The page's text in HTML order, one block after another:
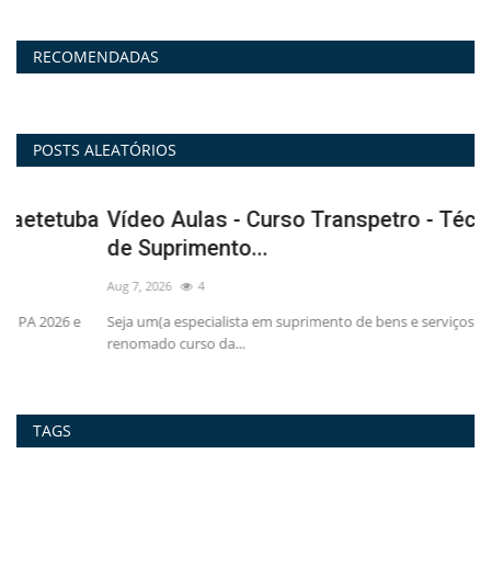
RECOMENDADAS
POSTS ALEATÓRIOS
Vídeo Aulas - Curso Transpetro - Técnico(a)
de Suprimento...
4
Seja um(a especialista em suprimento de bens e serviços com o
renomado curso da...
TAGS